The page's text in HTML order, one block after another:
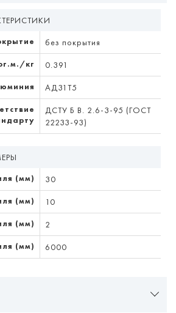
без покрытия
кг 0.391
АД31Т5
ДСТУ Б В. 2.6-3-95 (ГОСТ
22233-93)
(мм) 30
(мм) 10
(мм) 2
(мм) 6000